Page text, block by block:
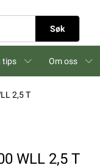
Søk
tips Om oss
2,5 T
WLL 2,5 T